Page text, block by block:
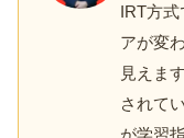
IRT方
アが変
見えま
されて
が学習